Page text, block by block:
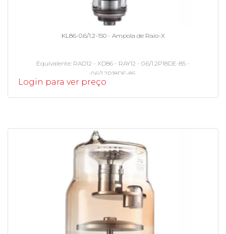
KL86-0.6/1.2-150 - Ampola de Raio-X
Equivalente RAD12 - XD86 - RAY12 - 0.6/1.2P18DE-85 -
0.6/1.2P18DE-85
Login para ver preço